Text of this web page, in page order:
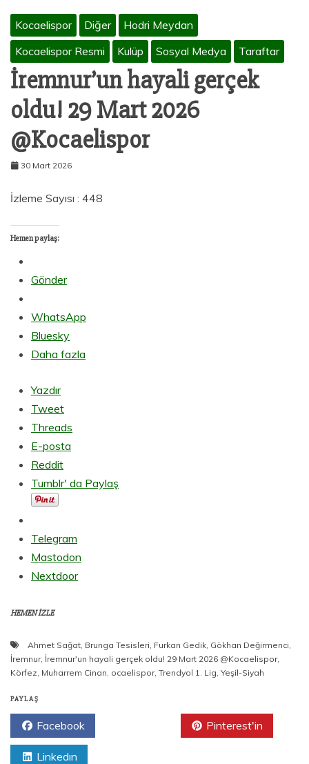
Kocaelispor Diğer
Hodri Meydan
Kocaelispor Resmi
Kulüp Sosyal Medya Taraftar
İremnur’un hayali gerçek
oldu! 29 Mart 2026
@Kocaelispor
30 Mart 2026
İzleme Sayısı : 448
Hemen paylaş:
Gönder
WhatsApp
Bluesky
Daha fazla
Yazdır
Tweet
Threads
E-posta
Reddit
Tumblr' da Paylaş
Telegram
Mastodon
Nextdoor
HEMEN İZLE
Ahmet Sağat Brunga Tesisleri Furkan Gedik Gökhan Değirmenci
İremnur, İremnur'un hayali gerçek oldu! 29 Mart 2026 @Kocaelispor,
Körfez Muharrem Cinan ocaelispor, Trendyol 1. Lig Yeşil-Siyah
PAYLAŞ
Facebook Pinterest'in
Linkedın